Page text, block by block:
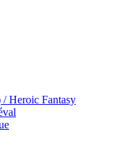
/ Heroic Fantasy